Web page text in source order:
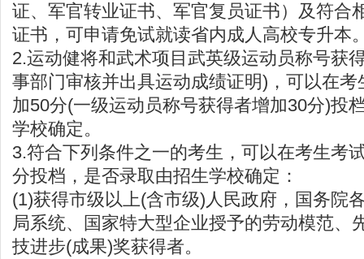
证、军官转业证书、军官复员证书）及符合
证书，可申请免试就读省内成人高校专升本
2.运动健将和武术项目武英级运动员称号获
事部门审核并出具运动成绩证明)，可以在
加50分(一级运动员称号获得者增加30分)投
学校确定。
3.符合下列条件之一的考生，可以在考生考
分投档，是否录取由招生学校确定：
(1)获得市级以上(含市级)人民政府，国务院
局系统、国家特大型企业授予的劳动模范、
技进步(成果)奖获得者。